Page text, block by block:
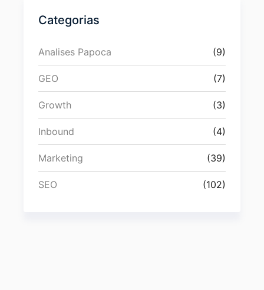
Categorias
Analises Papoca (9)
GEO (7)
Growth (3)
Inbound (4)
Marketing (39)
SEO (102)